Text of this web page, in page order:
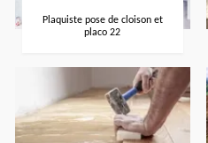
Plaquiste pose de cloison et
placo 22